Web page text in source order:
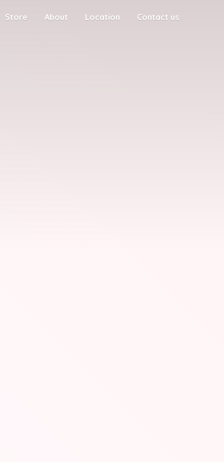
Store About Location Contact us